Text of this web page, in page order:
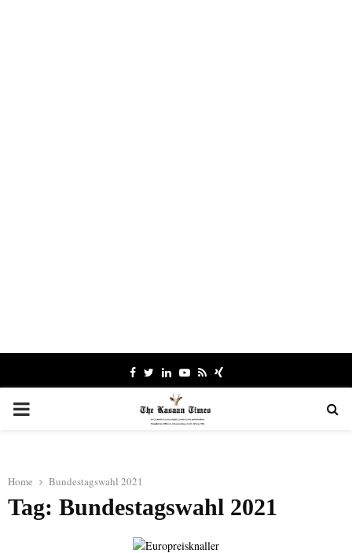
Facebook
TwitterLinkedinYoutube
RssXing
PRIMARY
Home Bundestagswahl 2021
Tag: Bundestagswahl 2021